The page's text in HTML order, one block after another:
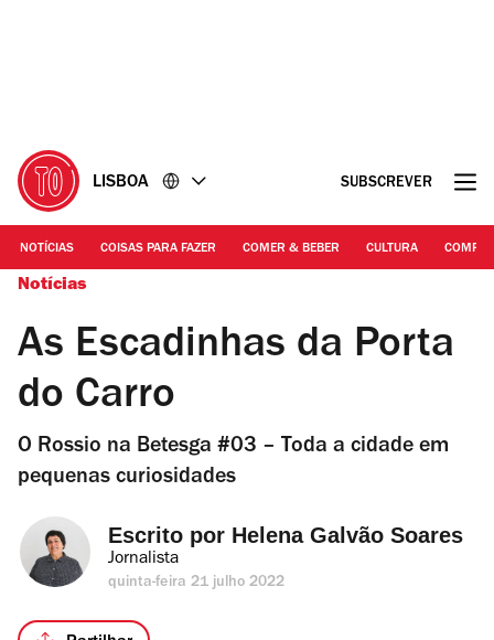
LISBOA SUBSCREVER
NOTÍCIAS COISAS PARA FAZER COMER & BEBER CULTURA
Notícias
As Escadinhas da Porta
do Carro
O Rossio na Betesga #03 – Toda a cidade em
pequenas curiosidades
Escrito por Helena Galvão Soares
Jornalista
quinta-feira 21 julho 2022